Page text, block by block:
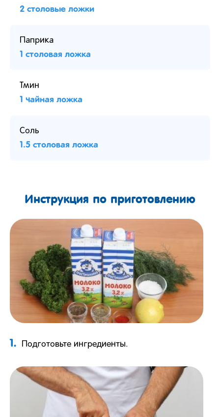
2 столовые ложки
Паприка
1 столовая ложка
Тмин
1 чайная ложка
Соль
1.5 столовая ложка
Инструкция по приготовлению
1. Подготовьте ингредиенты.